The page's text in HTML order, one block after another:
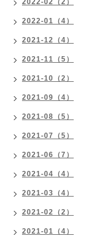
2022-02（2）
2022-01（4）
2021-12（4）
2021-11（5）
2021-10（2）
2021-09（4）
2021-08（5）
2021-07（5）
2021-06（7）
2021-04（4）
2021-03（4）
2021-02（2）
2021-01（4）